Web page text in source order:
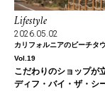
Lifestyle
2026.05.02
カリフォルニアのビーチタ
Vol.19
こだわりのショップが
ディフ・バイ・ザ・シ